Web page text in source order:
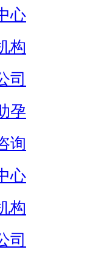
心
构
司
孕
询
心
构
司